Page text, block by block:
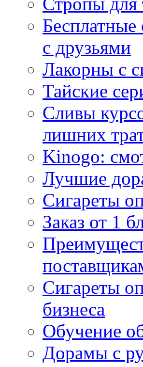
с друзьями
Лакорны с
Тайские
Сливы
лишних
Kinogo:
Лучшие
Сигареты
Заказ от 1
Сигареты
бизнеса
Обучение
Дорамы с